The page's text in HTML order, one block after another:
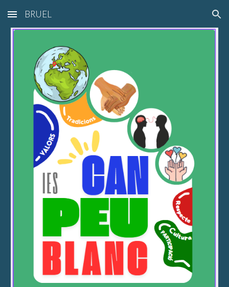
Skip to main content Skip to navigation
BRUEL